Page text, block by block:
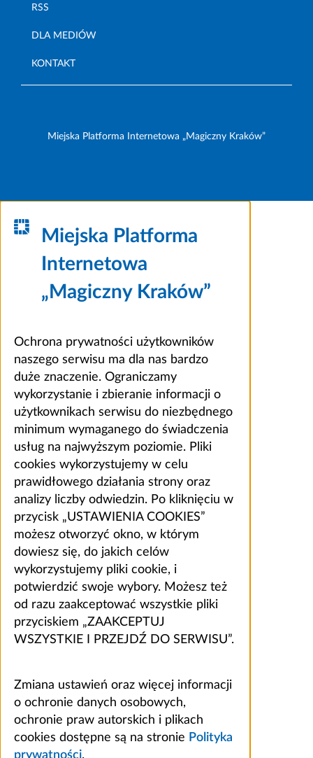
RSS
DLA MEDIÓW
KONTAKT
Miejska Platforma Internetowa „Magiczny Kraków”
Miejska Platforma
Internetowa
„Magiczny Kraków”
Ochrona prywatności użytkowników
naszego serwisu ma dla nas bardzo
duże znaczenie. Ograniczamy
wykorzystanie i zbieranie informacji o
użytkownikach serwisu do niezbędnego
minimum wymaganego do świadczenia
usług na najwyższym poziomie. Pliki
cookies wykorzystujemy w celu
prawidłowego działania strony oraz
analizy liczby odwiedzin. Po kliknięciu w
przycisk „USTAWIENIA COOKIES”
możesz otworzyć okno, w którym
dowiesz się, do jakich celów
wykorzystujemy pliki cookie, i
potwierdzić swoje wybory. Możesz też
od razu zaakceptować wszystkie pliki
przyciskiem „ZAAKCEPTUJ
WSZYSTKIE I PRZEJDŹ DO SERWISU”.
Zmiana ustawień oraz więcej informacji
o ochronie danych osobowych,
ochronie praw autorskich i plikach
cookies dostępne są na stronie Polityka
prywatności.